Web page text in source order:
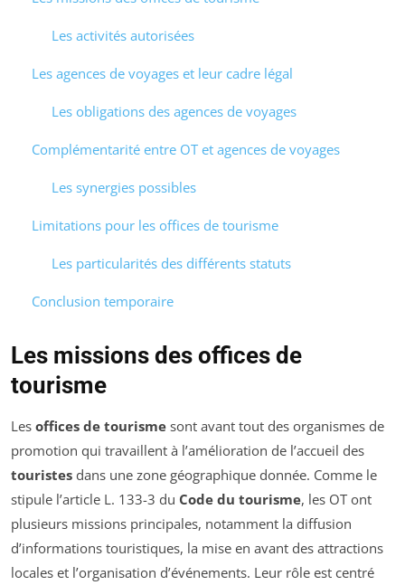
Les activités autorisées
Les agences de voyages et leur cadre légal
Les obligations des agences de voyages
Complémentarité entre OT et agences de voyages
Les synergies possibles
Limitations pour les offices de tourisme
Les particularités des différents statuts
Conclusion temporaire
Les missions des offices de
tourisme
Les offices de tourisme sont avant tout des organismes de
promotion qui travaillent à l’amélioration de l’accueil des
touristes dans une zone géographique donnée. Comme le
stipule l’article L. 133-3 du Code du tourisme, les OT ont
plusieurs missions principales, notamment la diffusion
d’informations touristiques, la mise en avant des attractions
locales et l’organisation d’événements. Leur rôle est centré